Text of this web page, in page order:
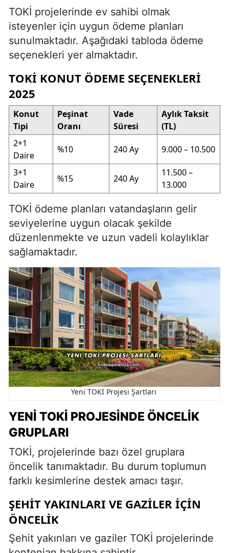
TOKİ projelerinde ev sahibi olmak
isteyenler için uygun ödeme planları
sunulmaktadır. Aşağıdaki tabloda ödeme
seçenekleri yer almaktadır.
TOKİ KONUT ÖDEME SEÇENEKLERI
2025
Konut
Tipi
Peşinat
Oranı
Vade
Süresi
Aylık Taksit
(TL)
2+1
Daire
%10 240 Ay 9.000 – 10.500
3+1
Daire
%15 240 Ay
11.500 –
13.000
TOKİ ödeme planları vatandaşların gelir
seviyelerine uygun olacak şekilde
düzenlenmekte ve uzun vadeli kolaylıklar
sağlamaktadır.
Yeni TOKİ Projesi Şartları
YENI TOKİ PROJESINDE ÖNCELIK
GRUPLARI
TOKİ, projelerinde bazı özel gruplara
öncelik tanımaktadır. Bu durum toplumun
farklı kesimlerine destek amacı taşır.
ŞEHIT YAKINLARI VE GAZILER İÇIN
ÖNCELIK
Şehit yakınları ve gaziler TOKİ projelerinde